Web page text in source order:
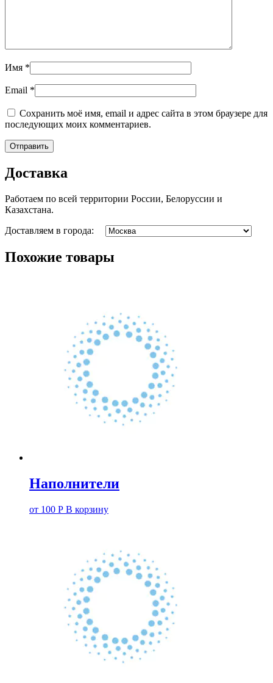
Имя *
Email *
Сохранить моё имя, email и адрес сайта в этом браузере для
последующих моих комментариев.
Доставка
Работаем по всей территории России, Белоруссии и
Казахстана.
Доставляем в города:
Похожие товары
Наполнители
от 100 Р В корзину